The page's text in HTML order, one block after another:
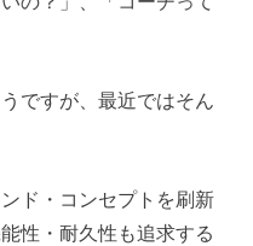
ですが、最近ではそん
ド・コンセプトを刷新
性・耐久性も追求する